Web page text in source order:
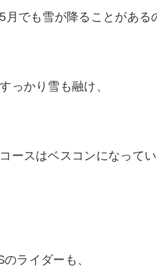
月でも雪が降ることがある
っかり雪も融け、
ースはベスコンになってい
ライダーも、